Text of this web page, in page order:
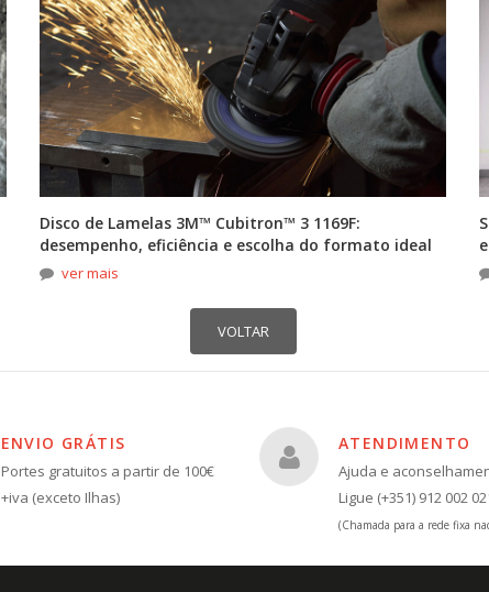
Disco de Lamelas 3M™ Cubitron™ 3 1169F:
desempenho, eficiência e escolha do formato ideal
ver mais
ENVIO GRÁTIS
Portes gratuitos a partir de 100€
+iva (exceto Ilhas)
ATENDIMENTO
Ajuda e
Ligue (+351) 912 002
(Chamada para a rede fixa